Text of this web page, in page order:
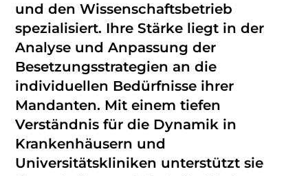
und den Wissenschaftsbetrieb
spezialisiert. Ihre Stärke liegt in der
Analyse und Anpassung der
Besetzungsstrategien an die
individuellen Bedürfnisse ihrer
Mandanten. Mit einem tiefen
Verständnis für die Dynamik in
Krankenhäusern und
Universitätskliniken unterstützt sie